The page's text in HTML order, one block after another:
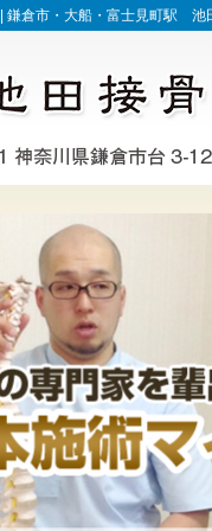
鎌倉市・大船・富士見町駅 池